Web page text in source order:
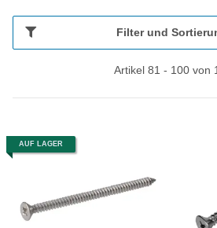
Filter und
Artikel 81 - 100 von
AUF LAGER